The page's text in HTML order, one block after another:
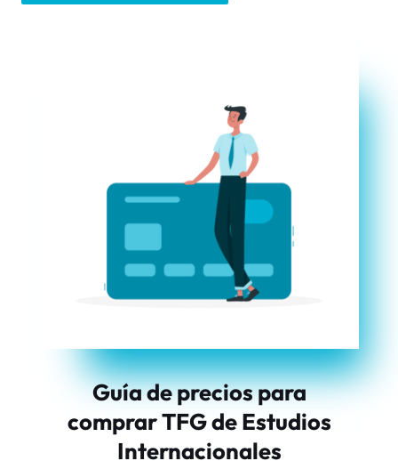
Guía de precios para
comprar TFG de Estudios
Internacionales